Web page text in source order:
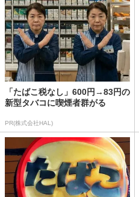
「たばこ税なし」600円→83円の
新型タバコに喫煙者群がる
PR(株式会社HAL)